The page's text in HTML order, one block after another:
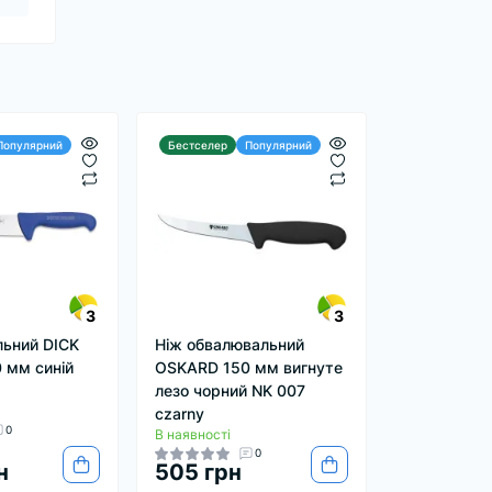
3
DICK
мм синій
0
Бестселер Популярний
3
Ніж обвалювальний
OSKARD 150 мм вигнуте
лезо чорний NK 007
czarny
В наявності
0
505 грн